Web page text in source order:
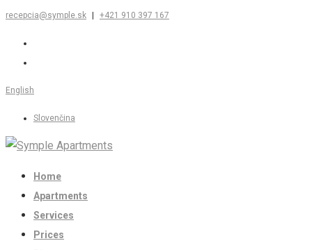
recepcia@symple.sk +421 910 397 167
English
Slovenčina
Home
Apartments
Services
Prices